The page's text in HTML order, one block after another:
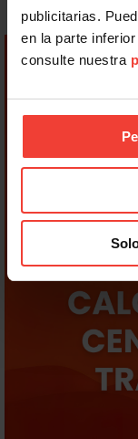
publicitarias.
en la parte
consulte nuestra